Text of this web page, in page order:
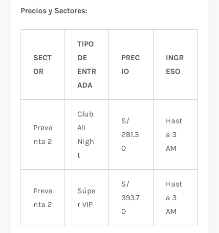
Precios y Sectores:
SECT
OR
TIPO
DE
ENTR
ADA
PREC
IO
INGR
ESO
Preve
nta 2
Club
All
Nigh
t
S/
281.3
0
Hast
a 3
AM
Preve
nta 2
Súpe
r VIP
S/
393.7
0
Hast
a 3
AM